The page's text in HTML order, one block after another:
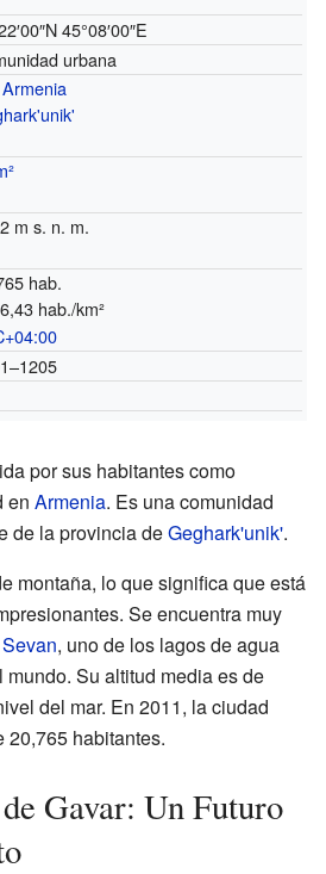
45°08′00″E
urbana
Armenia
m s. n. m.
hab.
hab./km²
por sus habitantes como
en Armenia. Es una comunidad
de la provincia deGeghark'unik'.
montaña, lo que significa que está
Se encuentra muy
, uno de los lagos de agua
Su altitud media es de
del mar. En 2011, la ciudad
habitantes.
Gavar: Un Futuro